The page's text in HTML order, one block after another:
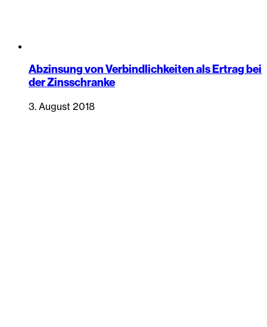
Abzinsung von Verbindlichkeiten als Ertrag bei
der Zinsschranke
3. August 2018